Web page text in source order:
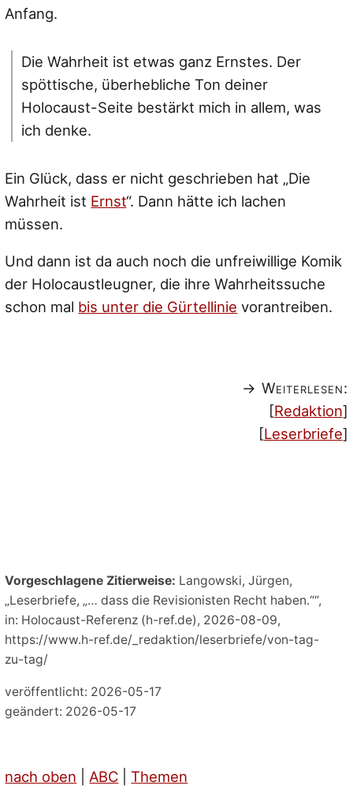
Anfang.
Die Wahrheit ist etwas ganz Ernstes. Der
spöttische, überhebliche Ton deiner
Holocaust-Seite bestärkt mich in allem, was
ich denke.
Ein Glück, dass er nicht geschrieben hat „Die
Wahrheit ist Ernst“. Dann hätte ich lachen
müssen.
Und dann ist da auch noch die unfreiwillige Komik
der Holocaustleugner, die ihre Wahrheitssuche
schon mal bis unter die Gürtellinie vorantreiben.
→ Weiterlesen:
[Redaktion]
[Leserbriefe]
Vorgeschlagene Zitierweise: Langowski, Jürgen,
„Leserbriefe, „… dass die Revisionisten Recht haben.““,
in: Holocaust-Referenz (h-ref.de), 2026-08-09,
https://www.h-ref.de/_redaktion/leserbriefe/von-tag-
zu-tag/
veröffentlicht: 2026-05-17
geändert: 2026-05-17
nach oben ABC |Themen